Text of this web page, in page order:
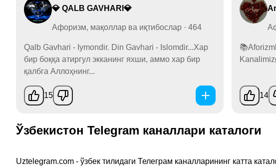
💎 QALB GAVHARI💎
Афоризм, мақоллар ва иқтибослар · 464
Qalb Gavhari - Iymondir. Din Gavhari - Islomdir...Хар
бир боққа атиргул экканинг яхши, аммо хар бир
қалбга Аллоҳнинг...
15 14
Ўзбекистон Telegram каналлари каталоги
Uztelegram.com - ўзбек тилидаги Телеграм каналларининг катта